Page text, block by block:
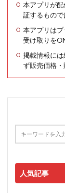
本アプリが
証するもので
本アプリは
受け取りを
掲載情報に
ず販売価格・
人気記事